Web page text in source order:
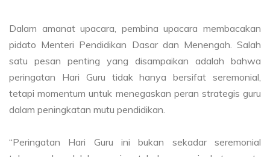
Dalam amanat upacara, pembina upacara membacakan
pidato Menteri Pendidikan Dasar dan Menengah. Salah
satu pesan penting yang disampaikan adalah bahwa
peringatan Hari Guru tidak hanya bersifat seremonial,
tetapi momentum untuk menegaskan peran strategis guru
dalam peningkatan mutu pendidikan.
“Peringatan Hari Guru ini bukan sekadar seremonial